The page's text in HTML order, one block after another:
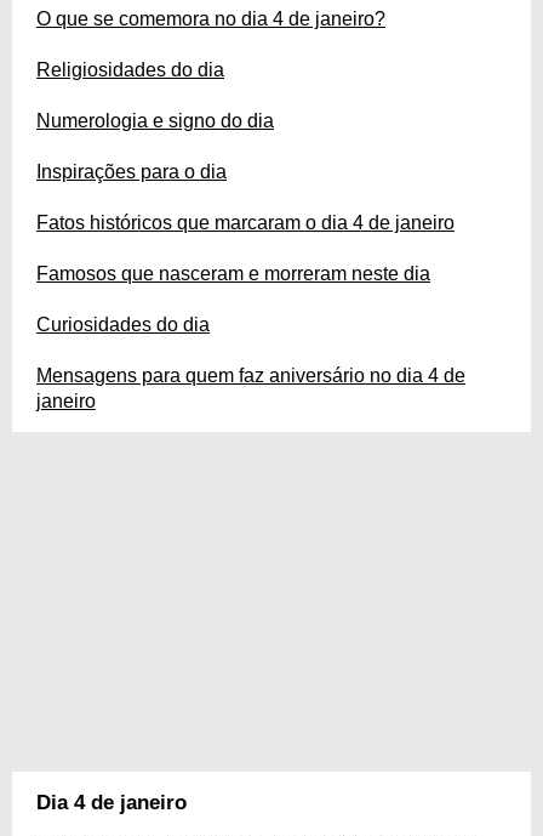
O que se comemora no dia 4 de janeiro?
Religiosidades do dia
Numerologia e signo do dia
Inspirações para o dia
Fatos históricos que marcaram o dia 4 de janeiro
Famosos que nasceram e morreram neste dia
Curiosidades do dia
Mensagens para quem faz aniversário no dia 4 de
janeiro
Dia 4 de janeiro